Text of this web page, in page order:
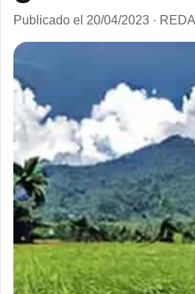
Publicado el 20/04/2023 ·